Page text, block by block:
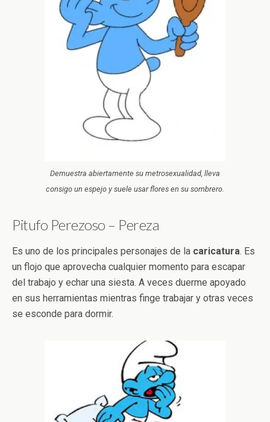
Demuestra abiertamente su metrosexualidad, lleva
consigo un espejo y suele usar flores en su sombrero.
Pitufo Perezoso – Pereza
Es uno de los principales personajes de la caricatura. Es
un flojo que aprovecha cualquier momento para escapar
del trabajo y echar una siesta. A veces duerme apoyado
en sus herramientas mientras finge trabajar y otras veces
se esconde para dormir.